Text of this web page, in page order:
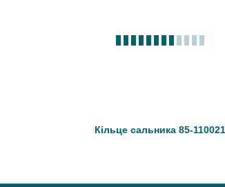
Кільце сальника 85-110021